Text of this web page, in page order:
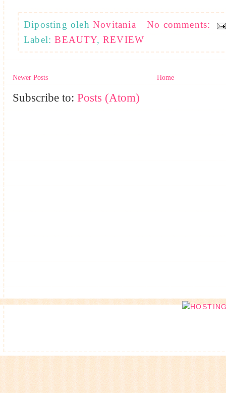
Diposting oleh Novitania
No comments:
Label:BEAUTY,REVIEW
Newer Posts Home
Subscribe to: Posts (Atom)